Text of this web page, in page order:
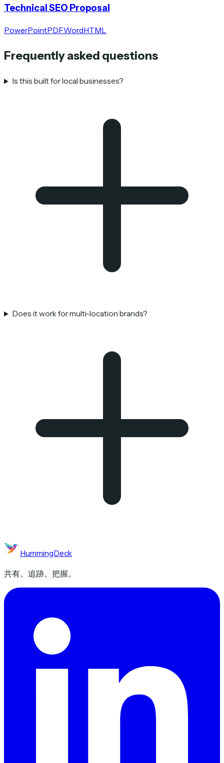
Technical SEO Proposal
PowerPointPDFWordHTML
Frequently asked questions
Is this built for local businesses?
Does it work for multi-location brands?
HummingDeck
共有。追跡。把握。